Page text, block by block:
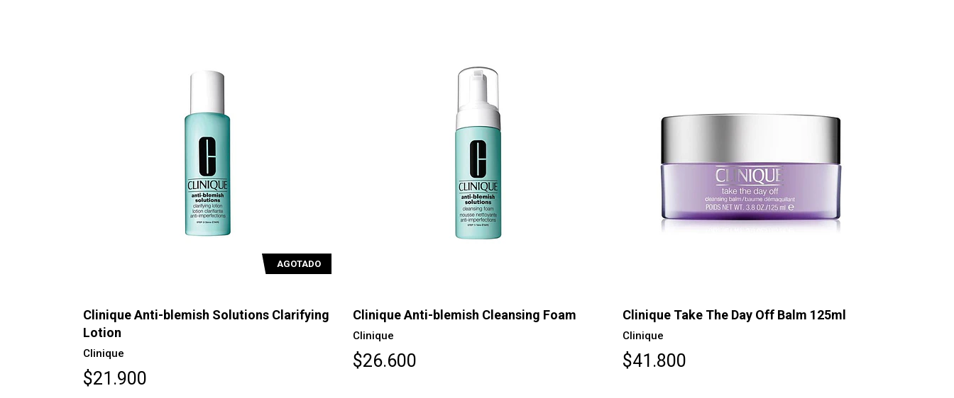
AGOTADO
Clinique Anti-blemish Solutions Clarifying
Lotion
Clinique
$21.900
Clinique Anti-blemish Cleansing Foam
Clinique
$26.600
Clinique Take The Day Off Balm 125ml
Clinique
$41.800